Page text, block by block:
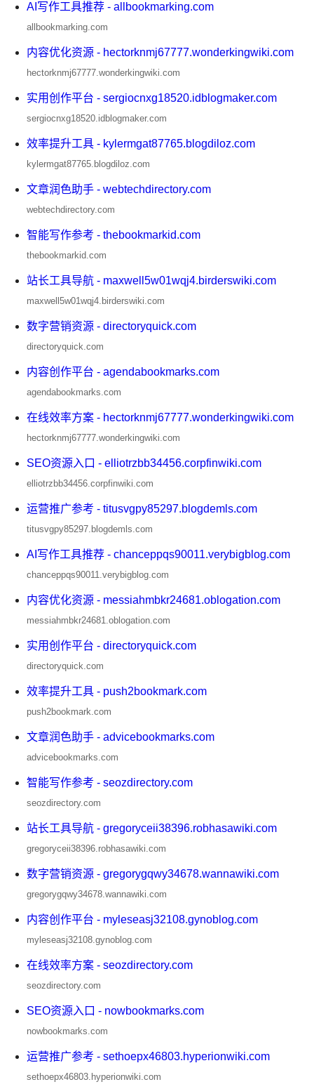
AI写作工具推荐 - allbookmarking.com
allbookmarking.com
内容优化资源 - hectorknmj67777.wonderkingwiki.com
hectorknmj67777.wonderkingwiki.com
实用创作平台 - sergiocnxg18520.idblogmaker.com
sergiocnxg18520.idblogmaker.com
效率提升工具 - kylermgat87765.blogdiloz.com
kylermgat87765.blogdiloz.com
文章润色助手 - webtechdirectory.com
webtechdirectory.com
智能写作参考 - thebookmarkid.com
thebookmarkid.com
站长工具导航 - maxwell5w01wqj4.birderswiki.com
maxwell5w01wqj4.birderswiki.com
数字营销资源 - directoryquick.com
directoryquick.com
内容创作平台 - agendabookmarks.com
agendabookmarks.com
在线效率方案 - hectorknmj67777.wonderkingwiki.com
hectorknmj67777.wonderkingwiki.com
SEO资源入口 - elliotrzbb34456.corpfinwiki.com
elliotrzbb34456.corpfinwiki.com
运营推广参考 - titusvgpy85297.blogdemls.com
titusvgpy85297.blogdemls.com
AI写作工具推荐 - chanceppqs90011.verybigblog.com
chanceppqs90011.verybigblog.com
内容优化资源 - messiahmbkr24681.oblogation.com
messiahmbkr24681.oblogation.com
实用创作平台 - directoryquick.com
directoryquick.com
效率提升工具 - push2bookmark.com
push2bookmark.com
文章润色助手 - advicebookmarks.com
advicebookmarks.com
智能写作参考 - seozdirectory.com
seozdirectory.com
站长工具导航 - gregoryceii38396.robhasawiki.com
gregoryceii38396.robhasawiki.com
数字营销资源 - gregorygqwy34678.wannawiki.com
gregorygqwy34678.wannawiki.com
内容创作平台 - myleseasj32108.gynoblog.com
myleseasj32108.gynoblog.com
在线效率方案 - seozdirectory.com
seozdirectory.com
SEO资源入口 - nowbookmarks.com
nowbookmarks.com
运营推广参考 - sethoepx46803.hyperionwiki.com
sethoepx46803.hyperionwiki.com